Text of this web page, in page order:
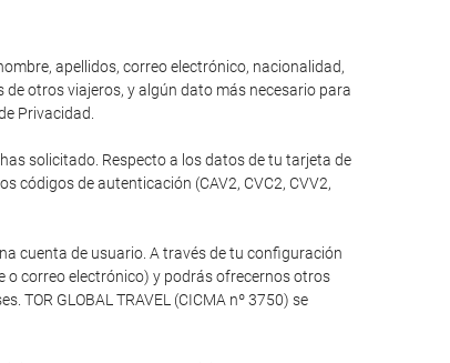
apellidos, correo electrónico, nacionalidad,
otros viajeros, y algún dato más necesario para
Privacidad.
solicitado. Respecto a los datos de tu tarjeta de
códigos de autenticación (CAV2, CVC2, CVV2,
cuenta de usuario. A través de tu configuración
o correo electrónico) y podrás ofrecernos otros
GLOBAL TRAVEL (CICMA nº 3750) se